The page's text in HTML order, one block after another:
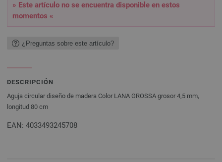
» Este artículo no se encuentra disponible en estos
momentos «
¿Preguntas sobre este artículo?
DESCRIPCIÓN
Aguja circular diseño de madera Color LANA GROSSA grosor 4,5 mm,
longitud 80 cm
EAN: 4033493245708